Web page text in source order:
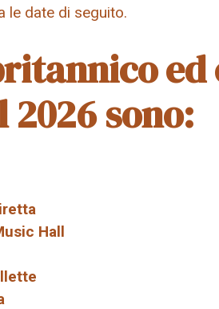
le date di seguito.
ed
2026 sono:
Hall